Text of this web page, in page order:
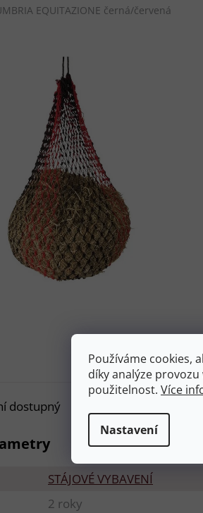
Používáme cookies,
díky analýze
použitelnost. Více
Nastavení
EQUITAZIONE černá/červená
dostupný
STÁJOVÉ VYBAVENÍ
2 roky